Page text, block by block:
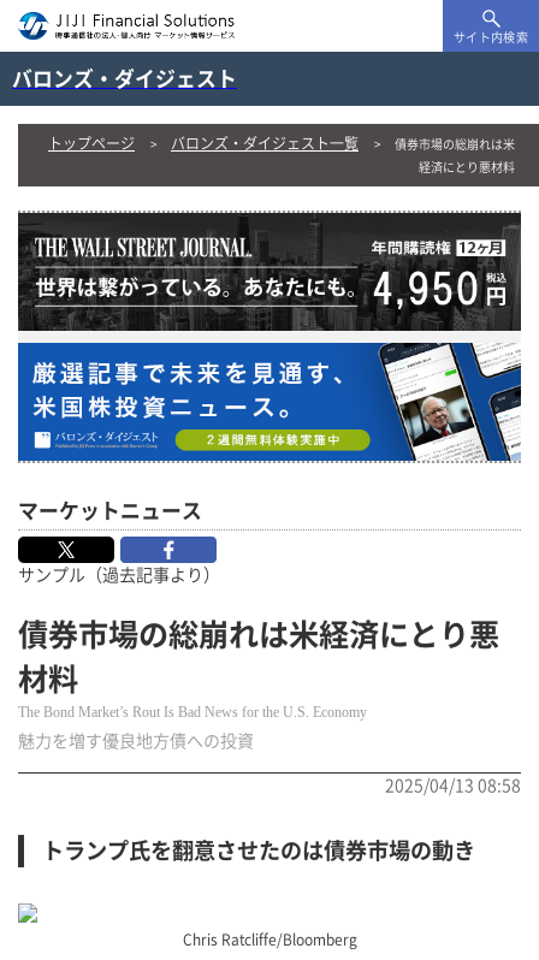
サイト内検索
バロンズ・ダイジェスト
トップページ バロンズ・ダイジェスト一覧
債券市場の総崩れは米
経済にとり悪材料
マーケットニュース
サンプル（過去記事より）
債券市場の総崩れは米経済にとり悪
材料
The Bond Market’s Rout Is Bad News for the U.S. Economy
魅力を増す優良地方債への投資
2025/04/13 08:58
トランプ氏を翻意させたのは債券市場の動き
Chris Ratcliffe/Bloomberg